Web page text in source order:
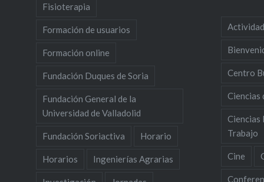
Fisioterapia
Formación de usuarios
Formación online
Fundación Duques de Soria
Fundación General de la
Universidad de Valladolid
Fundación Soriactiva Horario
Horarios Ingenierías Agrarias
Centro
Ciencias
Ciencias
Trabajo
Cine